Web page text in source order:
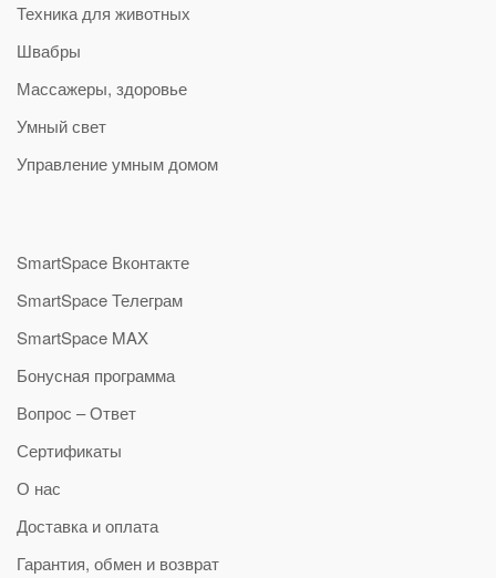
Техника для животных
Швабры
Массажеры, здоровье
Умный свет
Управление умным домом
SmartSpace Вконтакте
SmartSpace Телеграм
SmartSpace MAX
Бонусная программа
Вопрос – Ответ
Сертификаты
О нас
Доставка и оплата
Гарантия, обмен и возврат